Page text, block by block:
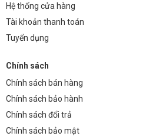
Hệ thống cửa hàng
Tài khoản thanh toán
Tuyển dụng
Chính sách
Chính sách bán hàng
Chính sách bảo hành
Chính sách đổi trả
Chính sách bảo mật